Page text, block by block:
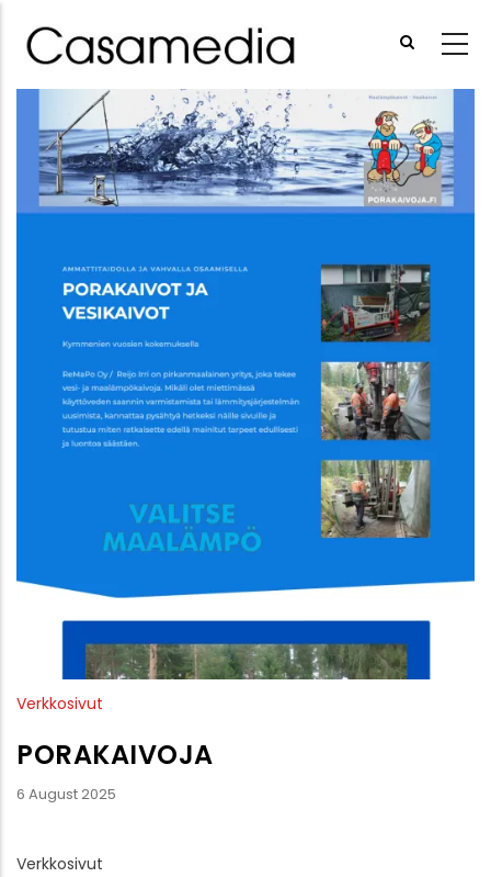
pääsisältöön
Verkkosivut
PORAKAIVOJA
6 August 2025
Verkkosivut